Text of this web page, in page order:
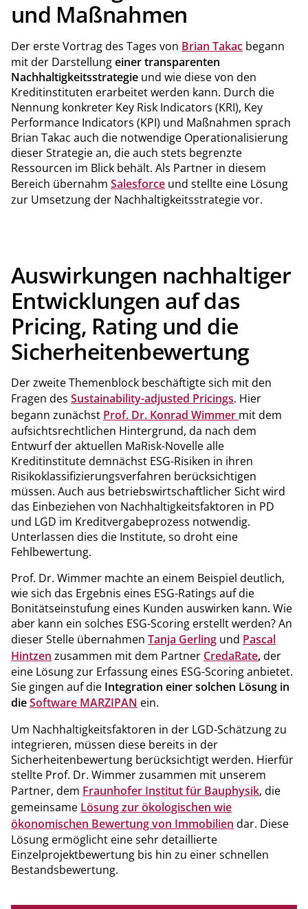
und Maßnahmen
Der erste Vortrag des Tages von Brian Takac begann
mit der Darstellungeiner transparenten
Nachhaltigkeitsstrategie und wie diese von den
Kreditinstituten erarbeitet werden kann. Durch die
Nennung konkreter Key Risk Indicators (KRI), Key
Performance Indicators (KPI) und Maßnahmen sprach
Brian Takac auch die notwendige Operationalisierung
dieser Strategie an, die auch stets begrenzte
Ressourcen im Blick behält. Als Partner in diesem
Bereich übernahm Salesforce und stellte eine Lösung
zur Umsetzung der Nachhaltigkeitsstrategie vor.
Auswirkungen nachhaltiger
Entwicklungen auf das
Pricing, Rating und die
Sicherheitenbewertung
Der zweite Themenblock beschäftigte sich mit den
Fragen des Sustainability-adjusted Pricings. Hier
begann zunächst Prof. Dr. Konrad Wimmer mit dem
aufsichtsrechtlichen Hintergrund, da nach dem
Entwurf der aktuellen MaRisk-Novelle alle
Kreditinstitute demnächst ESG-Risiken in ihren
Risikoklassifizierungsverfahren berücksichtigen
müssen. Auch aus betriebswirtschaftlicher Sicht wird
das Einbeziehen von Nachhaltigkeitsfaktoren in PD
und LGD im Kreditvergabeprozess notwendig.
Unterlassen dies die Institute, so droht eine
Fehlbewertung.
Prof. Dr. Wimmer machte an einem Beispiel deutlich,
wie sich das Ergebnis eines ESG-Ratings auf die
Bonitätseinstufung eines Kunden auswirken kann. Wie
aber kann ein solches ESG-Scoring erstellt werden? An
dieser Stelle übernahmen Tanja Gerling und Pascal
Hintzen zusammen mit dem Partner CredaRate,der
eine Lösung zur Erfassung eines ESG-Scoring anbietet.
Sie gingen auf die Integration einer solchen Lösung in
dieSoftware MARZIPAN ein.
Um Nachhaltigkeitsfaktoren in der LGD-Schätzung zu
integrieren, müssen diese bereits in der
Sicherheitenbewertung berücksichtigt werden. Hierfür
stellte Prof. Dr. Wimmer zusammen mit unserem
Partner, dem Fraunhofer Institut für Bauphysik, die
gemeinsame Lösung zur ökologischen wie
ökonomischen Bewertung von Immobilien dar. Diese
Lösung ermöglicht eine sehr detaillierte
Einzelprojektbewertung bis hin zu einer schnellen
Bestandsbewertung.